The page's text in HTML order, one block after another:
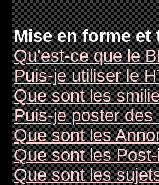
Mise en forme
Qu'est-ce que le
Puis-je utiliser le
Que sont les
Puis-je poster des
Que sont les
Que sont les
Que sont les